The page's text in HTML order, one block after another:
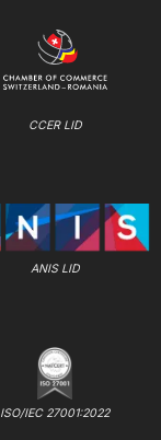
CCER LID
ANIS LID
ISO/IEC 27001:2022